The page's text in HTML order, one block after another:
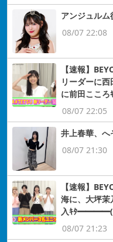
アンジュル
08/07 22:08
【速報】
リーダーに
に前田こ
08/07 22:05
井上春華、へ
08/07 21:30
【速報】
海に、大坪茉
入ｷﾀ
08/07 21:23